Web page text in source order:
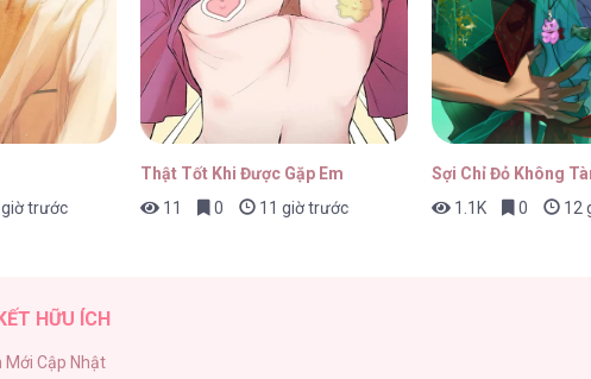
Tử Xấu Hổ Tới Độn Thổ [...] – Chap 36 02/
trước
Thật Tốt Khi Được Gặp Em
11
0 11 giờ trước
Sợi Chỉ Đỏ Không
1.1K
0 12
HỮU ÍCH
Mới Cập Nhật